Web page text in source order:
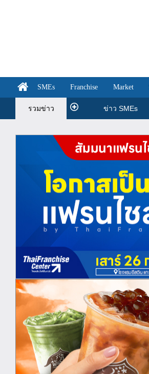
SMEs Franchise Market
รวมข่าว ข่าว SMEs